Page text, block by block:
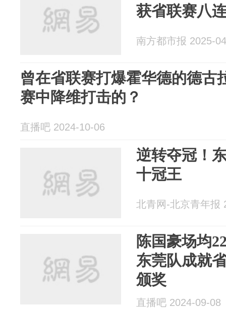
获省联赛八
南方都市报 2025-
曾在省联赛打爆霍华德的德古
赛中降维打击的？
直播吧 2024-10-06
逆转夺冠！
十冠王
北青网-北京青年报
陈国豪场均
东莞队成就
颁奖
直播吧 2024-09-08